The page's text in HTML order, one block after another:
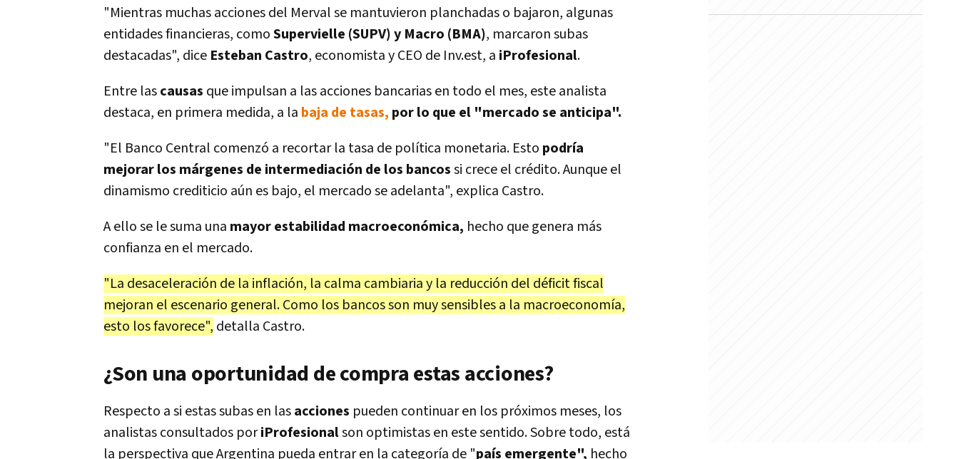
"Mientras muchas acciones del Merval se mantuvieron planchadas o bajaron, algunas
entidades financieras, comoSupervielle (SUPV) y Macro (BMA), marcaron subas
destacadas", dice Esteban Castro, economista y CEO de Inv.est, a iProfesional.
Entre lascausas que impulsan a las acciones bancarias en todo el mes, este analista
destaca, en primera medida, a la baja de tasas, por lo que el "mercado se anticipa".
"El Banco Central comenzó a recortar la tasa de política monetaria. Esto podría
mejorar los márgenes de intermediación de los bancossi crece el crédito. Aunque el
dinamismo crediticio aún es bajo, el mercado se adelanta", explica Castro.
A ello se le suma una mayor estabilidad macroeconómica, hecho que genera más
confianza en el mercado.
"La desaceleración de la inflación, la calma cambiaria y la reducción del déficit fiscal
mejoran el escenario general. Como los bancos son muy sensibles a la macroeconomía,
esto los favorece", detalla Castro.
¿Son una oportunidad de compra estas acciones?
Respecto a si estas subas en lasacciones pueden continuar en los próximos meses, los
analistas consultados poriProfesionalson optimistas en este sentido. Sobre todo, está
la perspectiva que Argentina pueda entrar en la categoría de "país emergente", hecho